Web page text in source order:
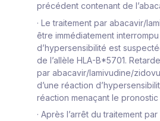
précédent contenant de
· Le traitement par abacavir/
être immédiatement interrompu
d’hypersensibilité est
de l’allèle HLA-B*5701.
par abacavir/lamivudine/
d’une réaction
réaction menaçant le pronostic
· Après l’arrêt du traitement par